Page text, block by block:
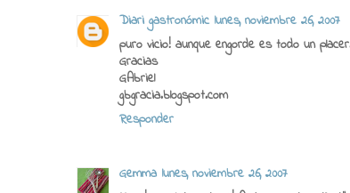
Diari gastronómic lunes, noviembre 26, 2007
puro vicio! aunque engorde es todo un
Gracias
GAbriel
gbgracia.blogspot.com
Responder
Gemma lunes, noviembre 26, 2007